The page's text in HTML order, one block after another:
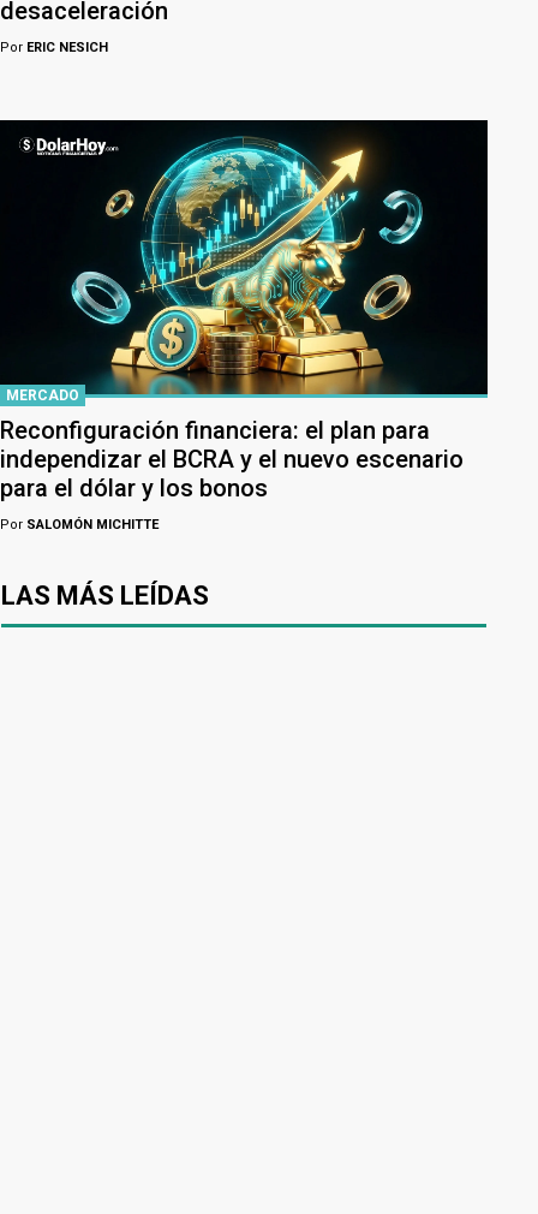
desaceleración
Por ERIC NESICH
MERCADO
Reconfiguración financiera: el plan para
independizar el BCRA y el nuevo escenario
para el dólar y los bonos
Por SALOMÓN MICHITTE
LAS MÁS LEÍDAS